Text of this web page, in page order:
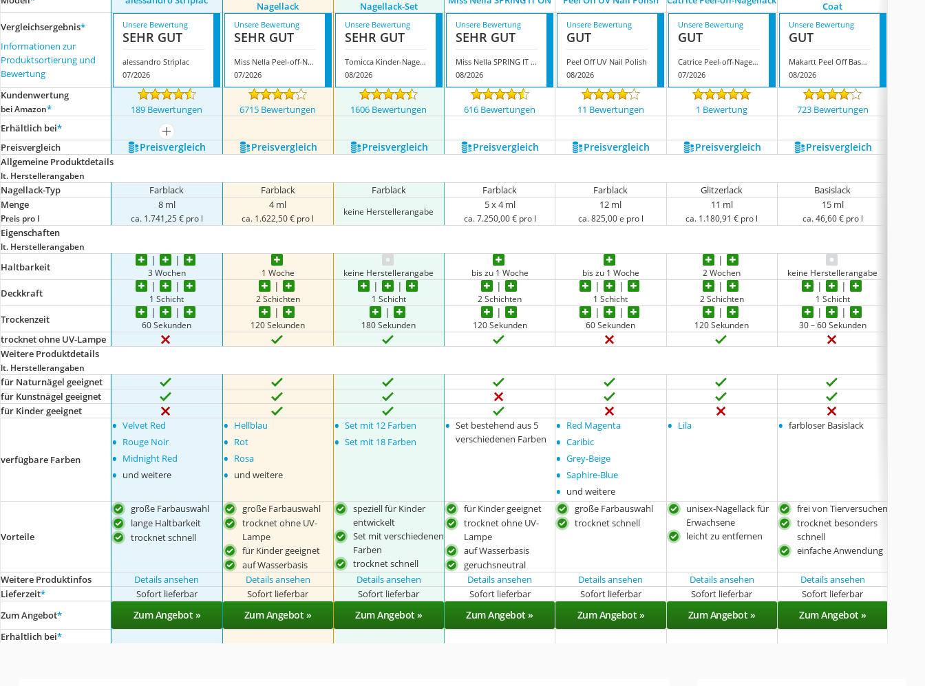
Nagellack
Nagellack-Set
Coat
Vergleichsergebnis*
Informationen zur
Produktsortierung und
Bewertung
Unsere Bewertung
SEHR GUT
alessandro Striplac
07/2026
Unsere Bewertung
SEHR GUT
Miss Nella Peel-off-Nagellack
07/2026
Unsere Bewertung
SEHR GUT
Tomicca Kinder-Nagellack-Set
08/2026
Unsere Bewertung
SEHR GUT
Miss Nella SPRING IT ON
08/2026
Unsere Bewertung
GUT
Peel Off UV Nail Polish
08/2026
Unsere Bewertung
GUT
Catrice Peel-off-Nagellack
07/2026
Unsere Bewertung
GUT
Makartt Peel Off Base Coat
08/2026
Kundenwertung
bei Amazon* 189 Bewertungen 6715 Bewertungen 1606 Bewertungen 616 Bewertungen 11 Bewertungen 1 Bewertung 723 Bewertungen
Erhältlich bei*
mehr anzeigen
Preis­vergleich
Preis­vergleich Preis­vergleich Preis­vergleich Preis­vergleich Preis­vergleich Preis­vergleich Preis­vergleich
Allgemeine Produktdetails
lt. Herstellerangaben
Nagellack-Typ Farblack Farblack Farblack Farblack Farblack Glitzerlack
Basislack
Menge
Preis pro l
8 ml
ca. 1.741,25 € pro l
4 ml
ca. 1.622,50 € pro l
keine Herstellerangabe
5 x 4 ml
ca. 7.250,00 € pro l
12 ml
ca. 825,00 e pro l
11 ml
ca. 1.180,91 € pro l
15 ml
ca. 46,60 € pro l
Eigenschaften
lt. Herstellerangaben
Haltbarkeit 3 Wochen 1 Woche keine Herstellerangabe bis zu 1 Woche bis zu 1 Woche 2 Wochen keine Herstellerangabe
Deckkraft 1 Schicht 2 Schichten 1 Schicht 2 Schichten 1 Schicht 2 Schichten 1 Schicht
Trockenzeit 60 Sekunden 120 Sekunden 180 Sekunden 120 Sekunden 60 Sekunden 120 Sekunden 30 – 60 Sekunden
trocknet ohne UV-Lampe
Weitere Produktdetails
lt. Herstellerangaben
für Naturnägel geeignet
für Kunstnägel geeignet
für Kinder geeignet
verfügbare Farben
• Velvet Red
• Rouge Noir
• Midnight Red
• und weitere
• Hellblau
• Rot
• Rosa
• und weitere
• Set mit 12 Farben
• Set mit 18 Farben
• Set bestehend aus 5
verschiedenen Farben
• Red Magenta
• Caribic
• Grey-Beige
• Saphire-Blue
• und weitere
• Lila • farbloser Basislack
Vorteile
große Farbauswahl
lange Haltbarkeit
trocknet schnell
große Farbauswahl
trocknet ohne UV-
Lampe
für Kinder geeignet
auf Wasserbasis
speziell für Kinder
entwickelt
Set mit verschiedenen
Farben
trocknet schnell
für Kinder geeignet
trocknet ohne UV-
Lampe
auf Wasserbasis
geruchsneutral
große Farbauswahl
trocknet schnell
unisex-Nagellack für
Erwachsene
leicht zu entfernen
frei von Tierversuchen
trocknet besonders
schnell
einfache Anwendung
Weitere Produktinfos
Details ansehen Details ansehen Details ansehen Details ansehen Details ansehen Details ansehen
Details ansehen
Lieferzeit* Sofort lieferbar Sofort lieferbar Sofort lieferbar Sofort lieferbar Sofort lieferbar Sofort lieferbar Sofort lieferbar
Zum Angebot* Zum Angebot » Zum Angebot » Zum Angebot » Zum Angebot » Zum Angebot » Zum Angebot » Zum Angebot »
Erhältlich bei*